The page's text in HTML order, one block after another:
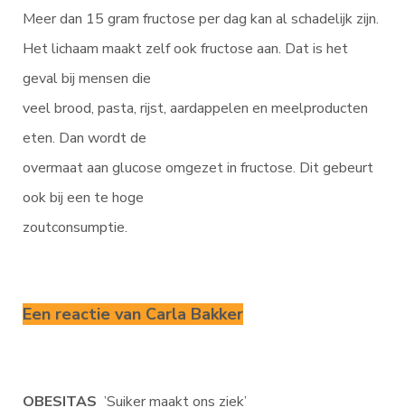
Meer dan 15 gram fructose per dag kan al schadelijk zijn.
Het lichaam maakt zelf ook fructose aan. Dat is het
geval bij mensen die
veel brood, pasta, rijst, aardappelen en meelproducten
eten. Dan wordt de
overmaat aan glucose omgezet in fructose. Dit gebeurt
ook bij een te hoge
zoutconsumptie.
Een reactie van Carla Bakker
OBESITAS ’Suiker maakt ons ziek’